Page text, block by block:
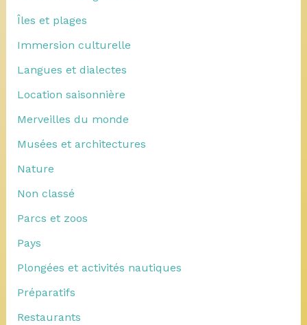
Îles et plages
Immersion culturelle
Langues et dialectes
Location saisonnière
Merveilles du monde
Musées et architectures
Nature
Non classé
Parcs et zoos
Pays
Plongées et activités nautiques
Préparatifs
Restaurants